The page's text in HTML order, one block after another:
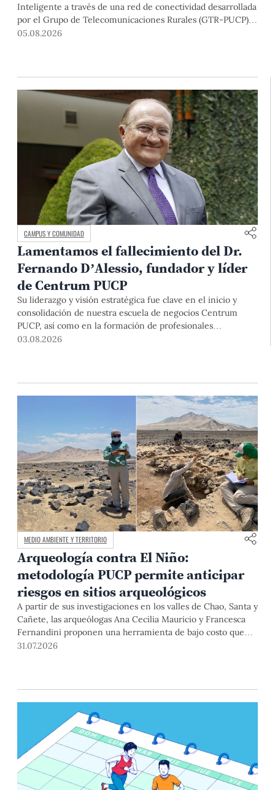
Inteligente a través de una red de conectividad desarrollada
por el Grupo de Telecomunicaciones Rurales (GTR-PUCP)
desde el 2018. En esta nota repasamos cómo ha sido el
05.08.2026
CAMPUS Y COMUNIDAD
Lamentamos el fallecimiento del Dr.
Fernando D’Alessio, fundador y líder
de Centrum PUCP
Su liderazgo y visión estratégica fue clave en el inicio y
consolidación de nuestra escuela de negocios Centrum
PUCP, así como en la formación de profesionales
empresariales comprometidos con el país. Por todo ello,
03.08.2026
MEDIO AMBIENTE Y TERRITORIO
Arqueología contra El Niño:
metodología PUCP permite anticipar
riesgos en sitios arqueológicos
A partir de sus investigaciones en los valles de Chao, Santa y
Cañete, las arqueólogas Ana Cecilia Mauricio y Francesca
Fernandini proponen una herramienta de bajo costo que
combina datos abiertos, mapas, sistemas de información
31.07.2026